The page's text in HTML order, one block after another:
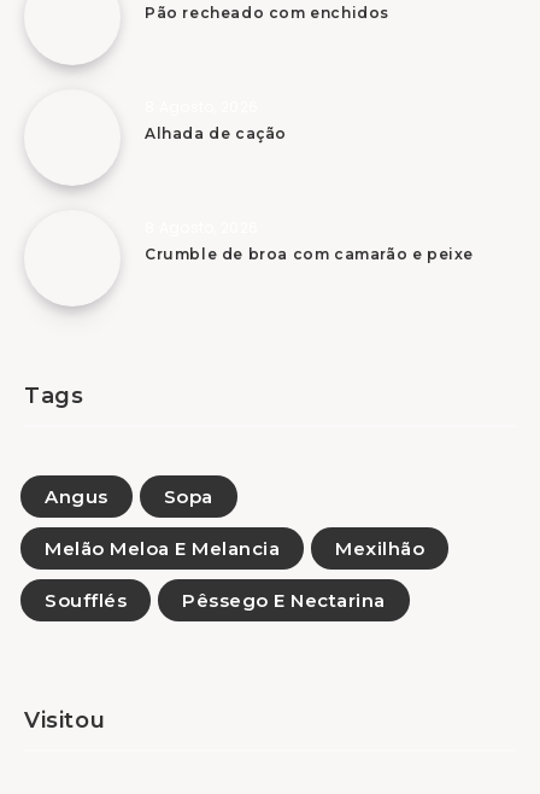
Pão recheado com enchidos
Alhada de cação
Crumble de broa com camarão e peixe
Tags
Angus Sopa
Melão Meloa E Melancia Mexilhão
Soufflés Pêssego E Nectarina
Visitou